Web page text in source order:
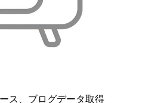
ス、ブログデータ取得